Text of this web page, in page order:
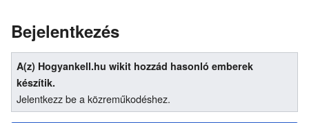
Bejelentkezés
A(z) Hogyankell.hu wikit hozzád hasonló emberek
készítik.
Jelentkezz be a közreműkodéshez.